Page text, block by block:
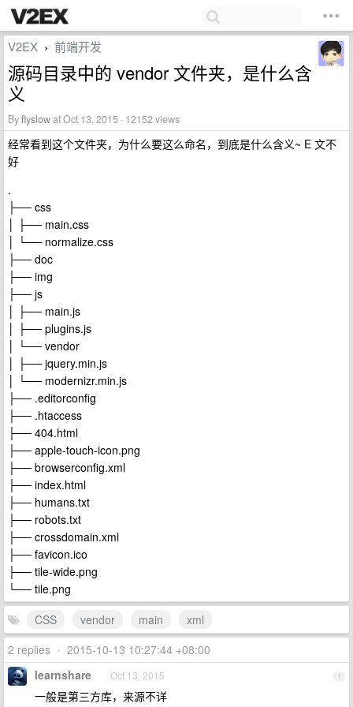
V2EX › 前端开发
源码目录中的 vendor 文件夹，是什么含
义
Byflyslowat Oct 13, 2015 · 12152 views
经常看到这个文件夹，为什么要这么命名，到底是什么含义~ E 文不
好
.
├── css
│ ├── main.css
│ └── normalize.css
├── doc
├── img
├── js
│ ├── main.js
│ ├── plugins.js
│ └── vendor
│ ├── jquery.min.js
│ └── modernizr.min.js
├── .editorconfig
├── .htaccess
├── 404.html
├── apple-touch-icon.png
├── browserconfig.xml
├── index.html
├── humans.txt
├── robots.txt
├── crossdomain.xml
├── favicon.ico
├── tile-wide.png
└── tile.png
CSS
vendor main
xml
2 replies • 2015-10-13 10:27:44 +08:00
1
learnshare Oct 13, 2015
一般是第三方库，来源不详